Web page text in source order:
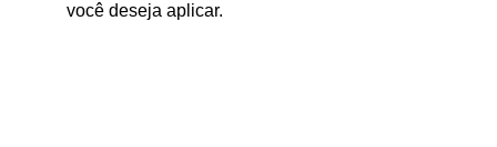
você deseja aplicar.